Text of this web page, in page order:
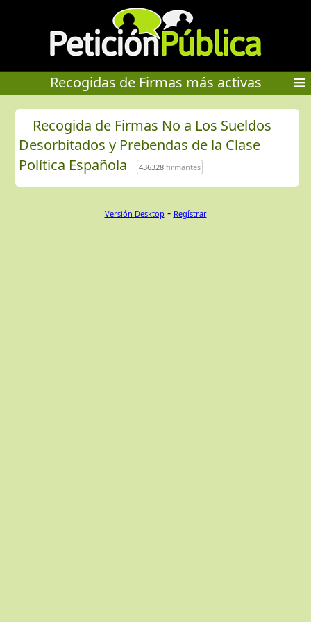
Recogidas de Firmas más activas
Recogida de Firmas No a Los Sueldos
Desorbitados y Prebendas de la Clase
Política Española
436328firmantes
Versión Desktop - Regístrar